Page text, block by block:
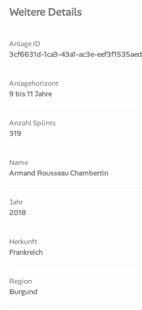
Weitere Details
Anlage ID
3cf6631d-1ca3-43a1-ac3e-eef3f1535aed
Anlagehorizont
9 bis 11 Jahre
Anzahl Splints
319
Name
Armand Rousseau Chambertin
Jahr
2018
Herkunft
Frankreich
Region
Burgund